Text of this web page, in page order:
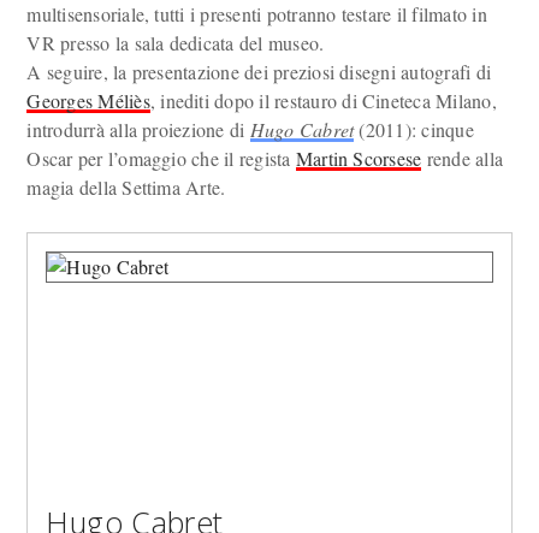
multisensoriale, tutti i presenti potranno testare il filmato in
VR presso la sala dedicata del museo.
A seguire, la presentazione dei preziosi disegni autografi di
Georges Méliès, inediti dopo il restauro di Cineteca Milano,
introdurrà alla proiezione di Hugo Cabret(2011): cinque
Oscar per l’omaggio che il regista Martin Scorsese rende alla
magia della Settima Arte.
Hugo Cabret